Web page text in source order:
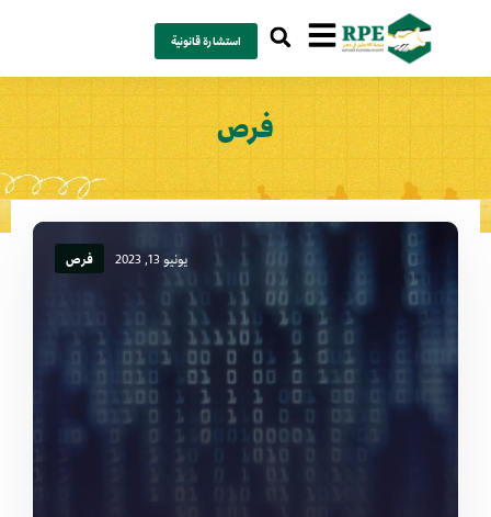
استشارة قانونية
فرص
يونيو 13, 2023 فرص